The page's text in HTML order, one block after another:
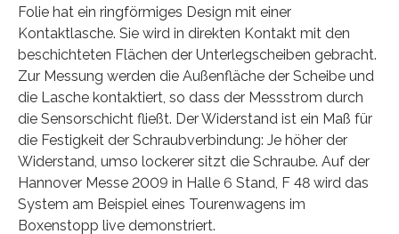
Folie hat ein ringförmiges Design mit einer
Kontaktlasche. Sie wird in direkten Kontakt mit den
beschichteten Flächen der Unterlegscheiben gebracht.
Zur Messung werden die Außenfläche der Scheibe und
die Lasche kontaktiert, so dass der Messstrom durch
die Sensorschicht fließt. Der Widerstand ist ein Maß für
die Festigkeit der Schraubverbindung: Je höher der
Widerstand, umso lockerer sitzt die Schraube. Auf der
Hannover Messe 2009 in Halle 6 Stand, F 48 wird das
System am Beispiel eines Tourenwagens im
Boxenstopp live demonstriert.